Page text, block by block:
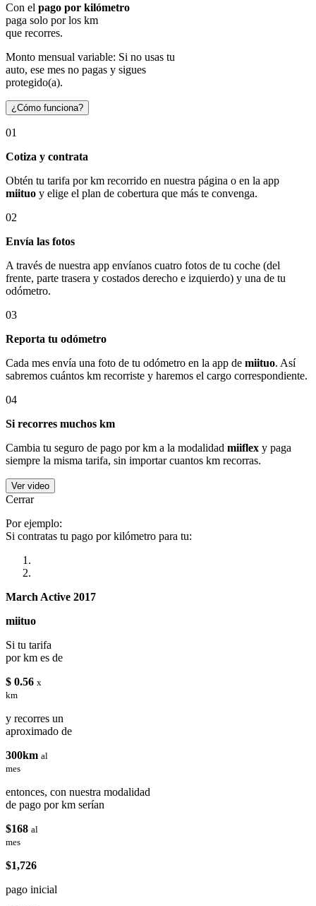
Con el pago por kilómetro
paga solo por los km
que recorres.
Monto mensual variable: Si no usas tu
auto, ese mes no pagas y sigues
protegido(a).
¿Cómo funciona?
01
Cotiza y contrata
Obtén tu tarifa por km recorrido en nuestra página o en la app
miituo y elige el plan de cobertura que más te convenga.
02
Envía las fotos
A través de nuestra app envíanos cuatro fotos de tu coche (del
frente, parte trasera y costados derecho e izquierdo) y una de tu
odómetro.
03
Reporta tu odómetro
Cada mes envía una foto de tu odómetro en la app de miituo. Así
sabremos cuántos km recorriste y haremos el cargo correspondiente.
04
Si recorres muchos km
Cambia tu seguro de pago por km a la modalidad miiflex y paga
siempre la misma tarifa, sin importar cuantos km recorras.
Ver video
Cerrar
Por ejemplo:
Si contratas tu pago por kilómetro para tu:
March Active 2017
miituo
Si tu tarifa
por km es de
$ 0.56 x
km
y recorres un
aproximado de
300km al
mes
entonces, con nuestra modalidad
de pago por km serían
$168 al
mes
$1,726
pago inicial